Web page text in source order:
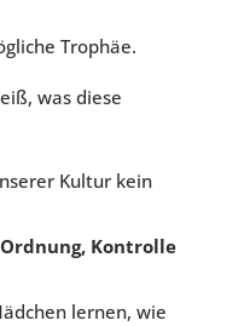
Trophäe.
was diese
Kultur kein
Kontrolle
lernen, wie